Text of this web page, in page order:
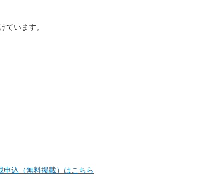
ています。
申込（無料掲載）はこちら